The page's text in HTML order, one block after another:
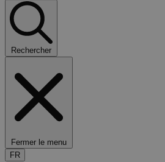
Rechercher
Fermer le menu
FR